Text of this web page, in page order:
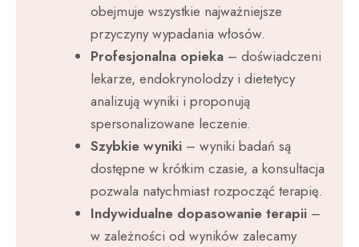
obejmuje wszystkie najważniejsze
przyczyny wypadania włosów.
Profesjonalna opieka – doświadczeni
lekarze, endokrynolodzy i dietetycy
analizują wyniki i proponują
spersonalizowane leczenie.
Szybkie wyniki – wyniki badań są
dostępne w krótkim czasie, a konsultacja
pozwala natychmiast rozpocząć terapię.
Indywidualne dopasowanie terapii –
w zależności od wyników zalecamy